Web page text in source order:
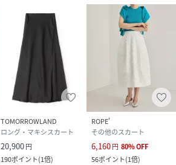
TOMORROWLAND
ロング・マキシスカート
20,900円
190ポイント(1倍)
ROPE'
その他のスカート
6,160円 80%OFF
56ポイント(1倍)